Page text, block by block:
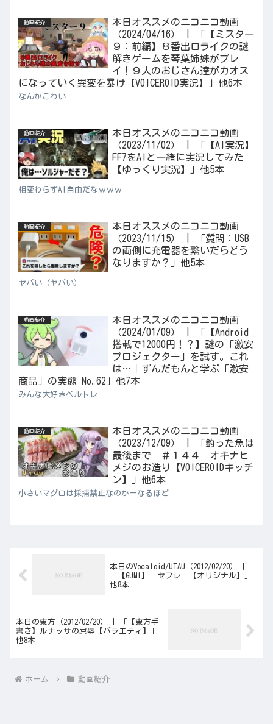
動画紹介
本日オススメのニコニコ動画
（2024/04/16） | 「【ミスター
９：前編】８番出口ライクの謎
解きゲームを琴葉姉妹がプレ
イ！９人のおじさん達がカオス
になっていく異変を暴け【VOICEROID実況】」他6本
なんかこわい
動画紹介
本日オススメのニコニコ動画
（2023/11/02） | 「【AI実況】
FF7をAIと一緒に実況してみた
【ゆっくり実況】」他5本
相変わらずAI自由だなｗｗｗ
動画紹介
本日オススメのニコニコ動画
（2023/11/15） | 「質問：USB
の両側に充電器を繋いだらどう
なりますか？」他5本
ヤバい（ヤバい）
動画紹介
本日オススメのニコニコ動画
（2024/01/09） | 「【Android
搭載で12000円！？】謎の「激安
プロジェクター」を試す。これ
は…｜ずんだもんと学ぶ「激安
商品」の実態 No.62」他7本
みんな大好きベルトレ
動画紹介
本日オススメのニコニコ動画
（2023/12/09） | 「釣った魚は
最後まで ＃１４４ オキナヒ
メジのお造り【VOICEROIDキッチ
ン】」他6本
小さいマグロは採捕禁止なのかーなるほど
本日のVocaloid/UTAU（2012/02/20） |
「【GUMI】 セフレ 【オリジナル】」
他8本
本日の東方（2012/02/20） | 「【東方手
書き】ルナッサの屈辱【バラエティ】」
他8本
ホーム 動画紹介